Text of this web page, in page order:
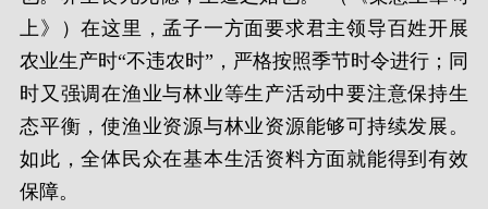
上》）在这里，孟子一方面要求君主领导百姓开展
农业生产时“不违农时”，严格按照季节时令进行；同
时又强调在渔业与林业等生产活动中要注意保持生
态平衡，使渔业资源与林业资源能够可持续发展。
如此，全体民众在基本生活资料方面就能得到有效
保障。